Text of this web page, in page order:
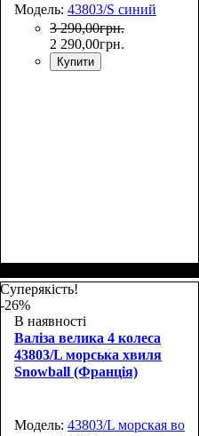
Модель: 43803/S синий
3 290,00грн.
2 290,00грн.
Купити
55х35х20
Суперякість!
-26%
В наявності
Валіза велика 4 колеса
43803/L морська хвиля
Snowball (Франція)
Модель: 43803/L морская